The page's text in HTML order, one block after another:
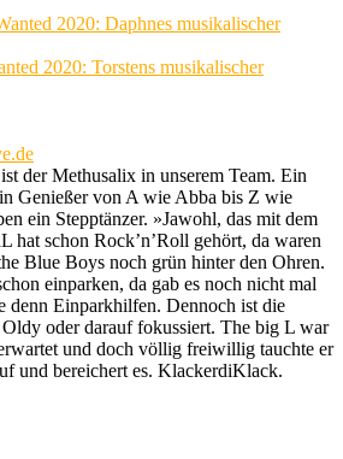
2020: Daphnes musikalischer
2020: Torstens musikalischer
der Methusalix in unserem Team. Ein
Genießer von A wie Abba bis Z wie
ein Stepptänzer. »Jawohl, das mit dem
schon Rock’n’Roll gehört, da waren
Blue Boys noch grün hinter den Ohren.
einparken, da gab es noch nicht mal
denn Einparkhilfen. Dennoch ist die
oder darauf fokussiert. The big L war
und doch völlig freiwillig tauchte er
und bereichert es. KlackerdiKlack.